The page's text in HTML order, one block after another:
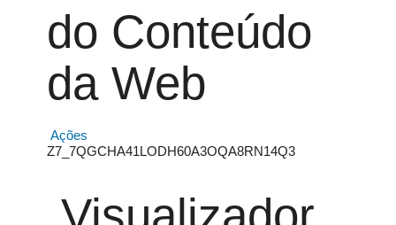
do Conteúdo
da Web
Ações
Z7_7QGCHA41LODH60A3OQA8RN14Q3